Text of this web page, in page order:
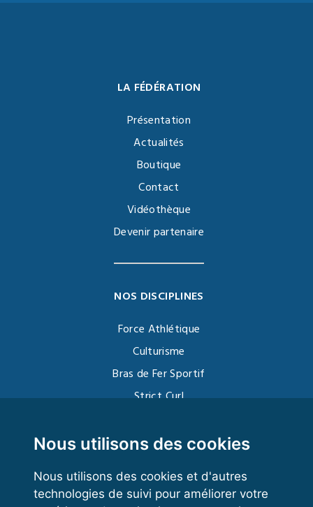
Nous utilisons des cookies
Nous utilisons des cookies et d'autres
technologies de suivi pour améliorer votre
LA FÉDÉRATION
Présentation
Actualités
Boutique
Contact
Vidéothèque
Devenir partenaire
NOS DISCIPLINES
Force Athlétique
Culturisme
Bras de Fer Sportif
Strict Curl
Kettlebell